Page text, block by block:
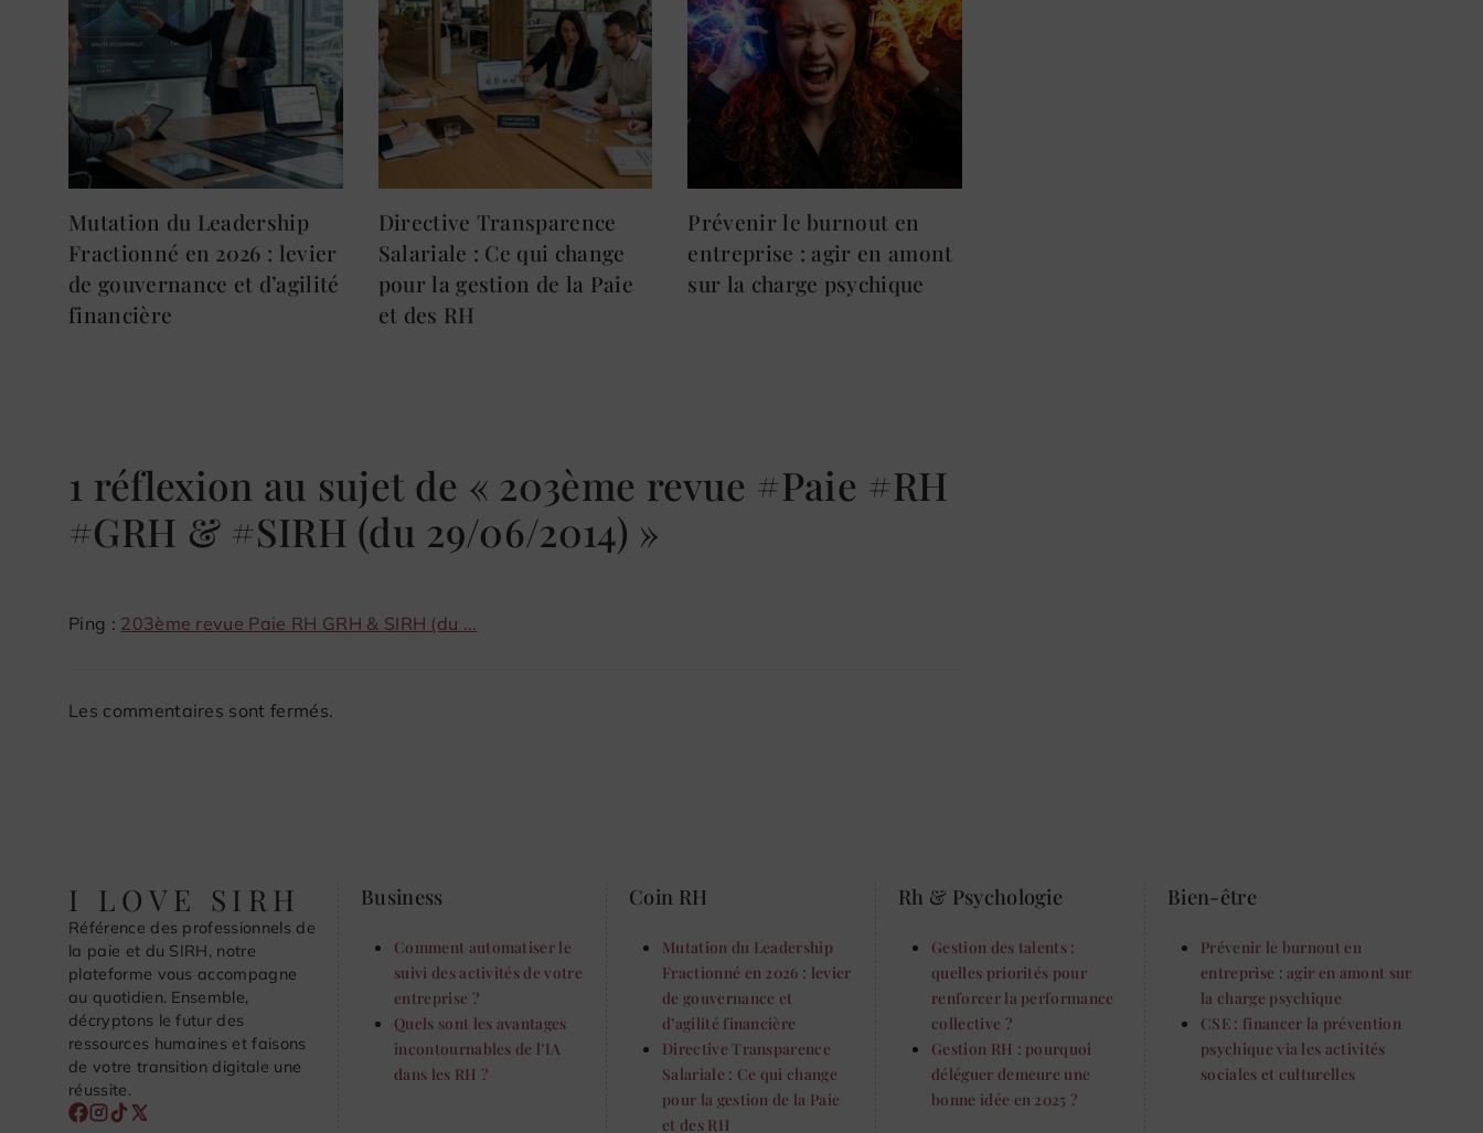
Mutation du Leadership
Fractionné en 2026 : levier
de gouvernance et d’agilité
financière
Directive Transparence
Salariale : Ce qui change
pour la gestion de la Paie
et des RH
Prévenir le burnout en
entreprise : agir en amont
sur la charge psychique
1 réflexion au sujet de « 203ème revue #Paie #RH
#GRH & #SIRH (du 29/06/2014) »
Ping : 203ème revue Paie RH GRH & SIRH (du ...
Les commentaires sont fermés.
I LOVE SIRH
Référence des professionnels de
la paie et du SIRH, notre
plateforme vous accompagne
au quotidien. Ensemble,
décryptons le futur des
ressources humaines et faisons
de votre transition digitale une
réussite.
Business
Comment automatiser le
suivi des activités de votre
entreprise ?
Quels sont les avantages
incontournables de l’IA
dans les RH ?
Coin RH
Mutation du Leadership
Fractionné en 2026 : levier
de gouvernance et
d’agilité financière
Directive Transparence
Salariale : Ce qui change
pour la gestion de la Paie
et des RH
Rh & Psychologie
Gestion des talents :
quelles priorités pour
renforcer la performance
collective ?
Gestion RH : pourquoi
déléguer demeure une
bonne idée en 2025 ?
Bien-être
Prévenir le burnout en
entreprise : agir en amont sur
la charge psychique
CSE : financer la prévention
psychique via les activités
sociales et culturelles